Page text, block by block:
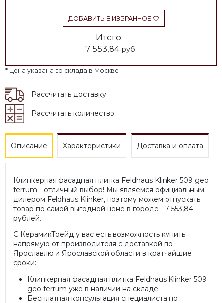
ДОБАВИТЬ В ИЗБРАННОЕ
Итого:
7 553,84 руб.
* Цена указана со склада в Москве
Рассчитать доставку
Рассчитать количество
Описание Характеристики Доставка и оплата
Клинкерная фасадная плитка Feldhaus Klinker 509 geo
ferrum - отличный выбор! Мы являемся официальным
дилером Feldhaus Klinker, поэтому можем отпускать
товар по самой выгодной цене в городе - 7 553,84
рублей.
С КерамикТрейд у вас есть возможность купить
напрямую от производителя с доставкой по
Ярославлю и Ярославской области в кратчайшие
сроки:
Клинкерная фасадная плитка Feldhaus Klinker 509
geo ferrum уже в наличии на складе.
Бесплатная консультация специалиста по